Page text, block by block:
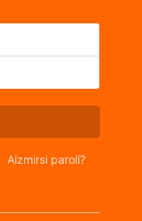
Aizmirsi paroli?